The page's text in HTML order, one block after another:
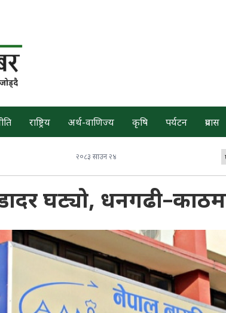
राष्ट्रिय अर्थ-वाणिज्य कृषि पर्यटन प्रवास
२०८३ साउन २४
घट्यो,